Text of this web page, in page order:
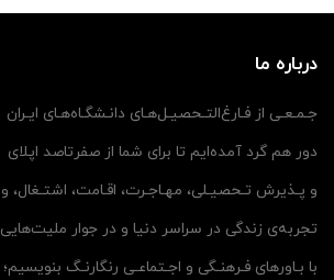
درباره ما
جـمـعـی از فـارغ‌التـحصیـل‌هـای دانـشگـاه‌هـای ایـران
دور هم گرد آمده‌ایم تا برای شما از صفرتاصد اپلای
و پـذیرش تـحصیـلی، مهـاجـرت، اقـامت، اشتـغال، و
تجربه‌ی زندگی در سراسر دنیا و در جوار ملیت‌هایی
با بـاورهای فـرهنـگی و اجـتماعـی رنگارنـگ بنویسیم؛